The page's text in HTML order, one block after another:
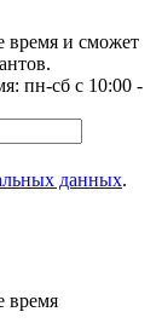
время и сможет
пн-сб с 10:00 -
данных.
время